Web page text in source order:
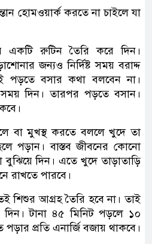
হোমওয়ার্ক করতে না চাইলে যা
একটি রুটিন তৈরি করে দিন।
জন্যও নির্দিষ্ট সময় বরাদ্দ
পড়তে বসার কথা বলবেন না।
দিন। তারপর পড়তে বসান।
বা মুখস্থ করতে বললে খুদে তা
পড়ান। বাস্তব জীবনের কোনো
দিন। এতে খুদে তাড়াতাড়ি
রাখতে পারবে।
শিশুর আগ্রহ তৈরি হবে না। তাই
টানা ৪৫ মিনিট পড়লে ১০
পড়ার প্রতি এনার্জি বজায় থাকবে।